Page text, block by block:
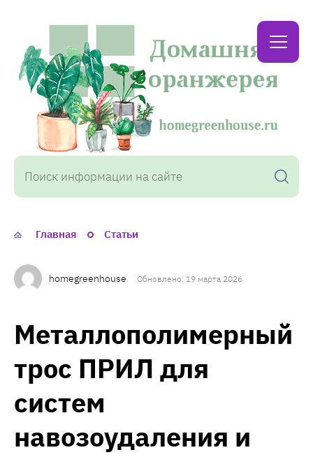
Домашняя
оранжерея
Главная Статьи
homegreenhouse Обновлено: 19 марта 2026
Металлополимерный
трос ПРИЛ для
систем
навозоудаления и